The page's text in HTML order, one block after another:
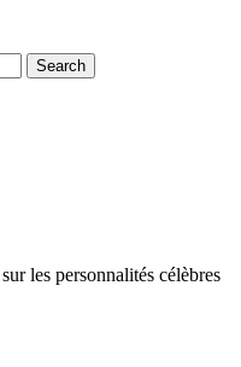
les personnalités célèbres